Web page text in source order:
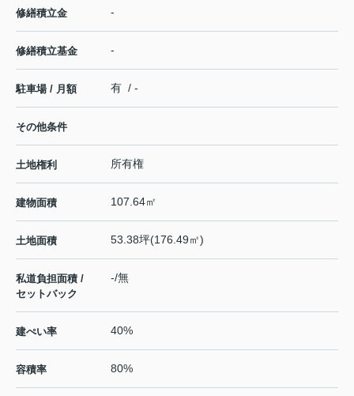
修繕積立金 -
修繕積立基金 -
駐車場 / 月額 有 / -
その他条件
土地権利 所有権
建物面積 107.64㎡
土地面積 53.38坪(176.49㎡)
私道負担面積 /
セットバック
-/無
建ぺい率 40%
容積率 80%